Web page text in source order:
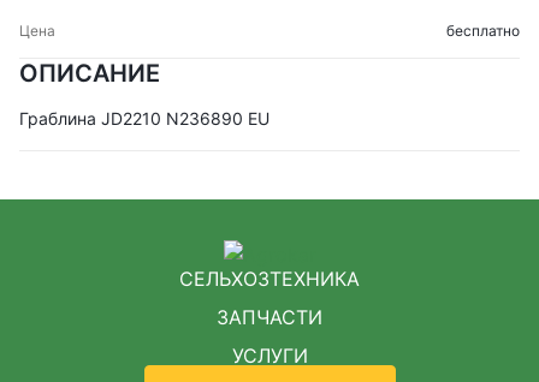
ОПИСАНИЕ
Граблина JD2210 N236890 EU
бесплатно
СЕЛЬХОЗТЕХНИКА
ЗАПЧАСТИ
УСЛУГИ